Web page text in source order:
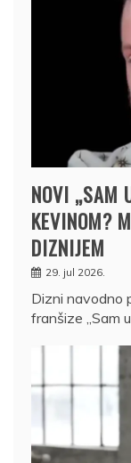
NOVI „SAM
KEVINOM?
DIZNIJEM
29. jul 2026.
Dizni navodno
franšize „Sam